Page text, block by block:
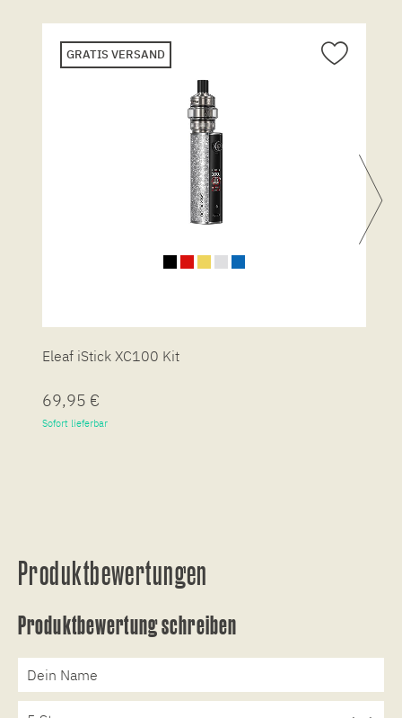
GRATIS VERSAND
Eleaf iStick XC100 Kit
69,95 €
Sofort lieferbar
Produktbewertungen
Produktbewertung schreiben